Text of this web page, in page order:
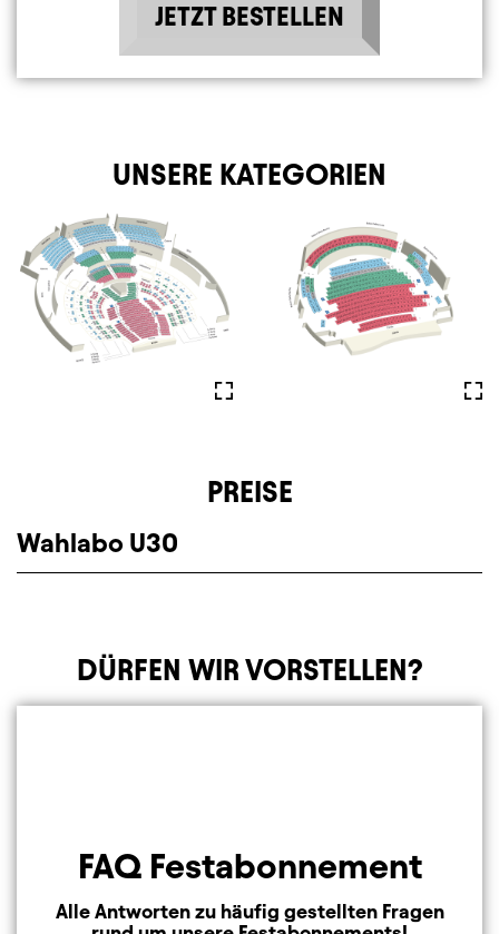
JETZT BESTELLEN
UNSERE KATEGORIEN
Fullscreen
PREISE
Wahlabo U30
DÜRFEN WIR VORSTELLEN?
FAQ Festabonnement
Alle Antworten zu häufig gestellten Fragen